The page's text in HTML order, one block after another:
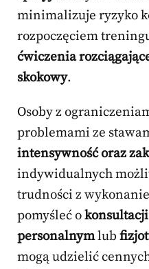
minimalizuje ryzyko
rozpoczęciem
ćwiczenia
skokowy.
Osoby z
problemami ze
intensywność oraz
indywidualnych
trudności z
pomyśleć o
personalnymlub
mogą udzielić